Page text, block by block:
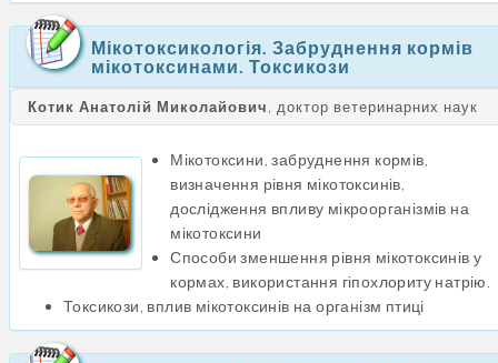
Мікотоксикологія. Забруднення кормів
мікотоксинами. Токсикози
Котик Анатолій Миколайович , доктор ветеринарних наук
Мікотоксини, забруднення кормів,
визначення рівня мікотоксинів,
дослідження впливу мікроорганізмів на
мікотоксини
Способи зменшення рівня мікотоксинів у
кормах, використання гіпохлориту натрію.
Токсикози, вплив мікотоксинів на організм птиці